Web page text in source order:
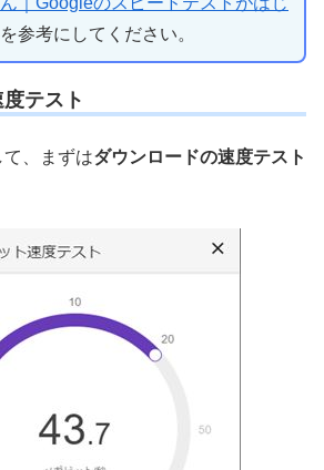
参考にしてください。
テスト
て、まずはダウンロードの速度テスト